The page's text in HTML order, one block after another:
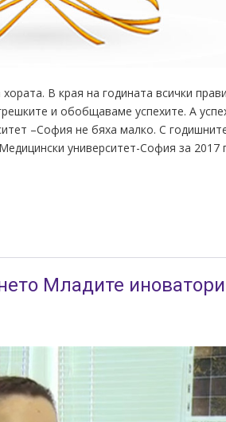
В края на годината всички
и обобщаваме успехите. А
–София не бяха малко. С
университет-София за 2017
Младите